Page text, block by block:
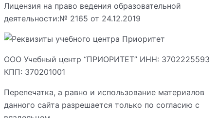
Лицензия на право ведения образовательной
деятельности:№ 2165 от 24.12.2019
ООО Учебный центр “ПРИОРИТЕТ” ИНН: 3702225593
КПП: 370201001
Перепечатка, а равно и использование материалов
данного сайта разрешается только по согласию с